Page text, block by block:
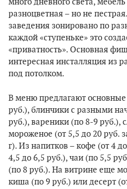
много дневного света,
разноцветная – но не
заведения зонировано по
каждой «ступеньке» это
«приватность». Основная
интересная инсталляция из
под потолком.
В меню предлагают основные
руб.), блинчики с разными
руб.), вареники (по 8-9 руб.),
мороженое (от 5,5 до 20 руб.
г). Из напитков – кофе (от 4
4,5 до 6,5 руб.), чаи (по 5,5
(по 8 руб.). На витрине еще
киша (по 9 руб.) или десерт